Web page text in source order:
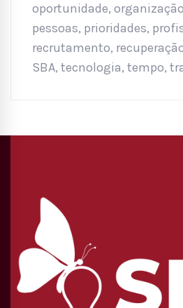
oportunidade, organização
pessoas, prioridades,
recrutamento,
SBA, tecnologia, tempo,